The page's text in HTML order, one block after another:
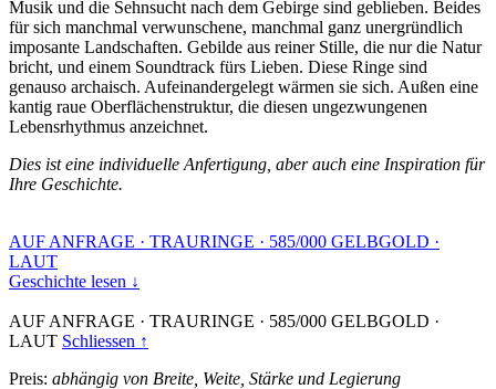
Musik und die Sehnsucht nach dem Gebirge sind geblieben. Beides
für sich manchmal verwunschene, manchmal ganz unergründlich
imposante Landschaften. Gebilde aus reiner Stille, die nur die Natur
bricht, und einem Soundtrack fürs Lieben. Diese Ringe sind
genauso archaisch. Aufeinandergelegt wärmen sie sich. Außen eine
kantig raue Oberflächenstruktur, die diesen ungezwungenen
Lebensrhythmus anzeichnet.
Dies ist eine individuelle Anfertigung, aber auch eine Inspiration für
Ihre Geschichte.
AUF ANFRAGE · TRAURINGE · 585/000 GELBGOLD ·
LAUT
Geschichte lesen ↓
AUF ANFRAGE · TRAURINGE · 585/000 GELBGOLD ·
LAUT Schliessen ↑
Preis: abhängig von Breite, Weite, Stärke und Legierung